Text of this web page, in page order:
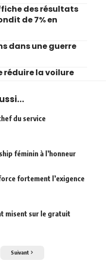
des résultats
de 7% en
dans une guerre
réduire la voilure
du service
féminin à l’honneur
fortement l’exigence
misent sur le gratuit
Suivant